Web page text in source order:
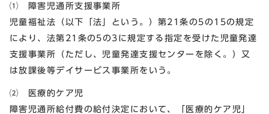
⑴ 障害児通所支援事業所
児童福祉法（以下「法」という。）第21条の5の15の規定
により、法第21条の5の3に規定する指定を受けた児童発達
支援事業所（ただし、児童発達支援センターを除く。）又
は放課後等デイサービス事業所をいう。
⑵ 医療的ケア児
障害児通所給付費の給付決定において、「医療的ケア児」